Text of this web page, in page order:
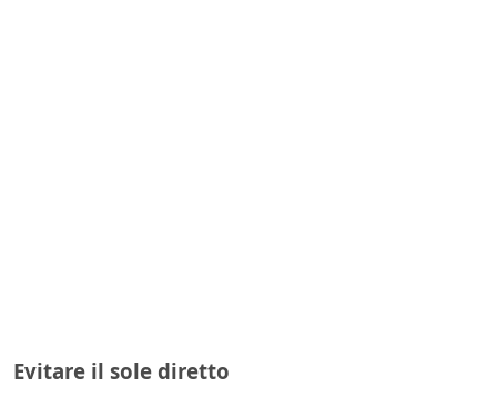
Evitare il sole diretto